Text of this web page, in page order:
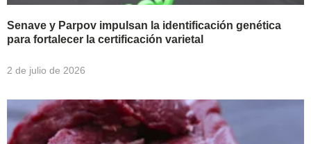
Senave y Parpov impulsan la identificación genética
para fortalecer la certificación varietal
2 de julio de 2026